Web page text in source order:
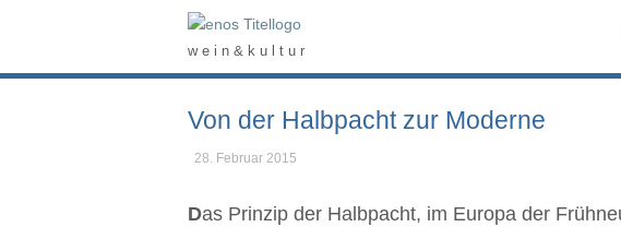
Home
w e i n & k u l t u r
Von der Halbpacht zur Moderne
28. Februar 2015
Das Prinzip der Halbpacht, im Europa der